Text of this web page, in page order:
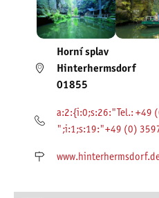
Horní splav
Hinterhermsdorf
01855
a:2:{i:0;s:26:"Tel.: +49
";i:1;s:19:"+49 (0)